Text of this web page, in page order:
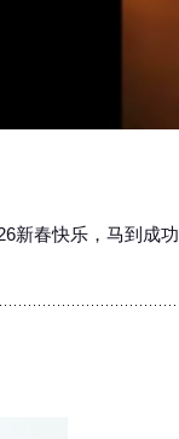
新春快乐，马到成